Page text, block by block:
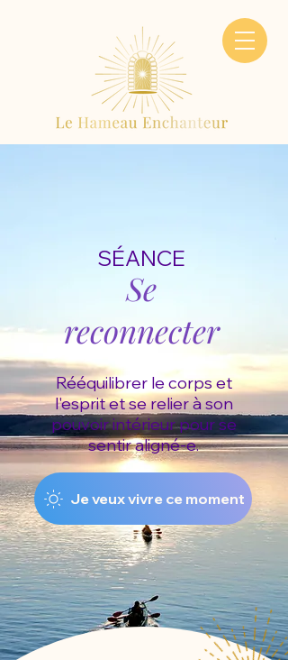
Se
reconnecter
SÉANCE
Rééquilibrer le corps et
l'esprit et se relier à son
pouvoir intérieur pour se
sentir aligné-e.
Je veux vivre ce moment